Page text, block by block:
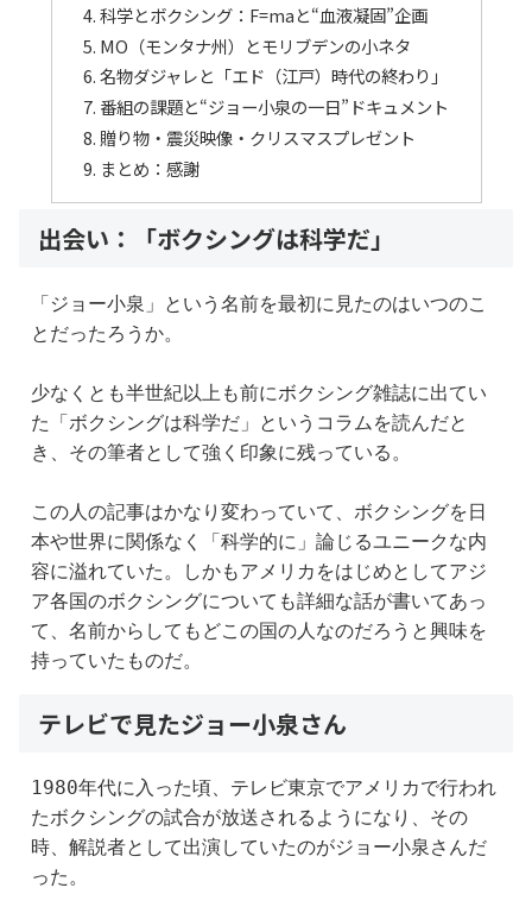
科学とボクシング：F=maと“血液凝固”企画
MO（モンタナ州）とモリブデンの小ネタ
名物ダジャレと「エド（江戸）時代の終わり」
番組の課題と“ジョー小泉の一日”ドキュメント
贈り物・震災映像・クリスマスプレゼント
まとめ：感謝
出会い：「ボクシングは科学だ」
「ジョー小泉」という名前を最初に見たのはいつのこ
とだったろうか。
少なくとも半世紀以上も前にボクシング雑誌に出てい
た「ボクシングは科学だ」というコラムを読んだと
き、その筆者として強く印象に残っている。
この人の記事はかなり変わっていて、ボクシングを日
本や世界に関係なく「科学的に」論じるユニークな内
容に溢れていた。しかもアメリカをはじめとしてアジ
ア各国のボクシングについても詳細な話が書いてあっ
て、名前からしてもどこの国の人なのだろうと興味を
持っていたものだ。
テレビで見たジョー小泉さん
1980年代に入った頃、テレビ東京でアメリカで行われ
たボクシングの試合が放送されるようになり、その
時、解説者として出演していたのがジョー小泉さんだ
った。